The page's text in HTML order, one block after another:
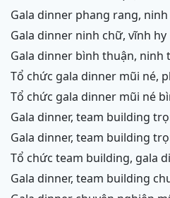
gala dinner phang rang,
gala dinner ninh chữ, vĩnh hy
gala dinner bình thuận, ninh
tổ chức gala dinner mũi né, phan thiết bình thuận,
ninh thuận, ninh chữ, vĩnh hy,
tổ chức gala dinner mũi né bình thuận, ninh chữ, ninh
thuận, cam ranh
gala dinner, team building trọn gói phan thiết bình
thuận, phang rang, ninh
gala dinner, team building trọn gói tại mũi né phan
thiết bình thuận, phang rang
tổ chức team building, gala dinner trọn gói tại mũi né
phan thiết bình thuận,
ninh thuận, cam ranh
gala dinner, team building chuyên nghiệp mũi né phan
thiết, ninh chữ ninh thuận,